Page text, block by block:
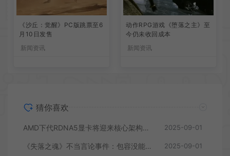
《沙丘：觉醒》PC版跳票至6
月10日发售
新闻资讯
动作RPG游戏《堕落之主》至
今仍未收回成本
新闻资讯
猜你喜欢
AMD下代RDNA5显卡将迎来核心架构大幅升级 2025-09-01
《失落之魂》不当言论事件：包容没能消解过激言论 2025-09-01